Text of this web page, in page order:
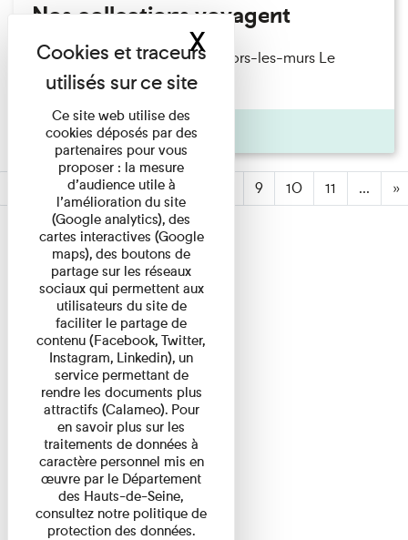
Nos collections voyagent
Où retrouver nos collections hors-les-murs Le
musée est régulièrement ...
Pages
3 4 5 6 9 10 11 ... »
Ce site web utilise des
cookies déposés par des
partenaires pour vous
proposer : la mesure
d’audience utile à
l’amélioration du site
(Google analytics), des
cartes interactives (Google
maps), des boutons de
partage sur les réseaux
sociaux qui permettent aux
utilisateurs du site de
faciliter le partage de
contenu (Facebook, Twitter,
Instagram, Linkedin), un
service permettant de
rendre les documents plus
attractifs (Calameo). Pour
en savoir plus sur les
traitements de données à
caractère personnel mis en
œuvre par le Département
des Hauts-de-Seine,
consultez notre politique de
protection des données.
XMasquer le